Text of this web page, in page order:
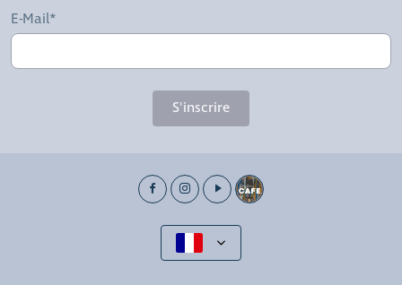
E-Mail*
S'inscrire